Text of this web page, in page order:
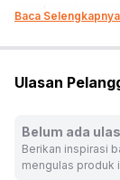
sebagainya
Material: PVC
Dimensi
Dimensi
Berat:0.5kg
SKU:10630821
Baca Selengkapnya
Ulasan
Belum ada
Berikan inspirasi
mengulas produk